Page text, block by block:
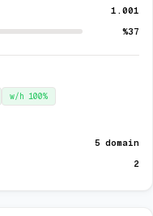
1.001
%37
w/h100%
5 domain
2